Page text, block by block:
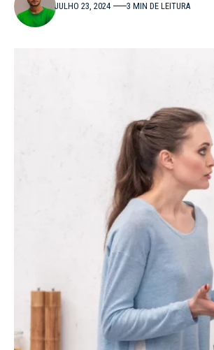
JULHO 23, 2024 3 MIN DE LEITURA